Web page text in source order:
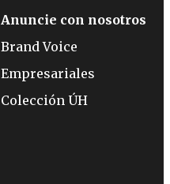
Anuncie con nosotros
Brand Voice
Empresariales
Colección ÚH